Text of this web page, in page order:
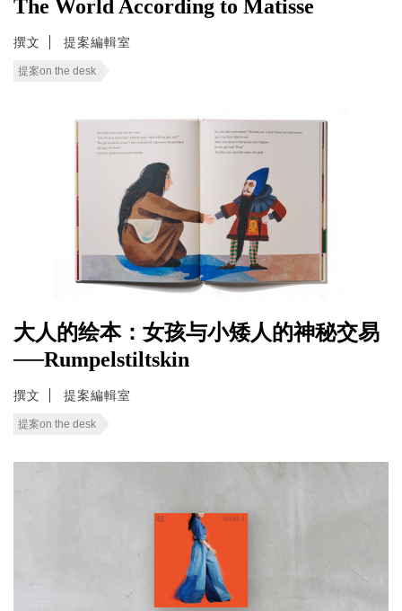
The World According to Matisse
撰文 提案編輯室
提案on the desk
大人的绘本：女孩与小矮人的神秘交易
──Rumpelstiltskin
撰文 提案編輯室
提案on the desk